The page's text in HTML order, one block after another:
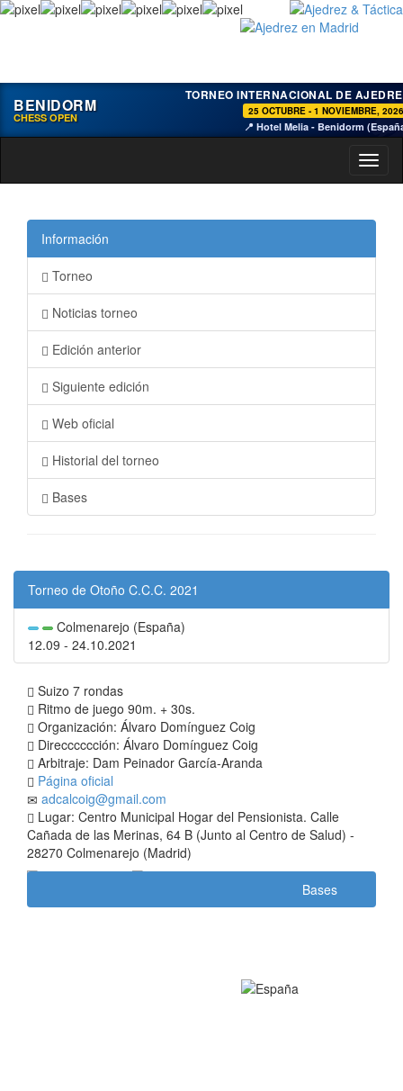
BENIDORM
CHESS OPEN
TORNEO INTERNACIONAL DE
25 OCTUBRE - 1 NOVIEMBRE, 2026
📍 Hotel Melia - Benidorm
Información
Torneo
Noticias torneo
Edición anterior
Siguiente edición
Web oficial
Historial del torneo
Bases
Torneo de Otoño C.C.C. 2021
Colmenarejo (España)
12.09 - 24.10.2021
Suizo 7 rondas
Ritmo de juego 90m. + 30s.
Organización: Álvaro Domínguez Coig
Direcccccción: Álvaro Domínguez Coig
Arbitraje: Dam Peinador García-Aranda
Página oficial
adcalcoig@gmail.com
Lugar: Centro Municipal Hogar del Pensionista. Calle
Cañada de las Merinas, 64 B (Junto al Centro de Salud) -
28270 Colmenarejo (Madrid)
Bases